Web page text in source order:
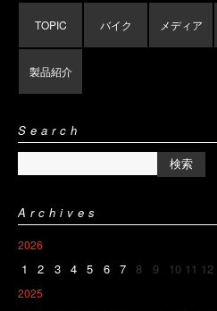
TOPIC バイク メディア
製品紹介
Search
Archives
2026
1 2 3 4 5 6 7 8 9 10 11 12
2025